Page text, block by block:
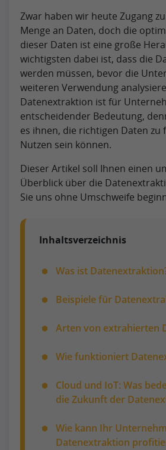
Zwar haben wir heute Zugang
Menge an Daten, doch die
dieser Daten ist eine große
wichtigsten dabei ist, dass die
werden müssen, bevor die
weiteren Verwendung
Datenextraktion ist für
entscheidender Bedeutung,
es ihnen, die richtigen Daten zu
Nutzen sein können.
Dieser Artikel soll Ihnen einen
Überblick über die
Sie uns ohne Umschweife
Inhaltsverzeichnis
Was ist
Beispiele für
Arten von extrahierten
Wie funktioniert
Cloud und IoT: Was
die Zukunft der
Wie kann Ihr
Datenextraktion